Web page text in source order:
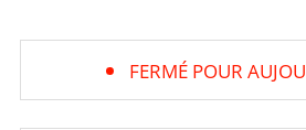
FERMÉ POUR